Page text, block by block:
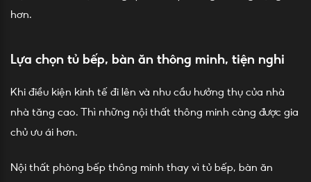
hơn.
Lựa chọn tủ bếp, bàn ăn thông minh, tiện nghi
Khi điều kiện kinh tế đi lên và nhu cầu hưởng thụ của nhà
nhà tăng cao. Thì những nội thất thông minh càng được gia
chủ ưu ái hơn.
Nội thất phòng bếp thông minh thay vì tủ bếp, bàn ăn